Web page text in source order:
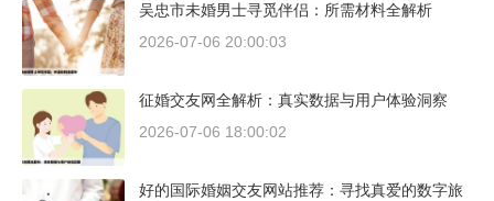
吴忠市未婚男士寻觅伴侣：所需材料全解析
2026-07-06 20:00:03
征婚交友网全解析：真实数据与用户体验洞察
2026-07-06 18:00:02
好的国际婚姻交友网站推荐：寻找真爱的数字旅